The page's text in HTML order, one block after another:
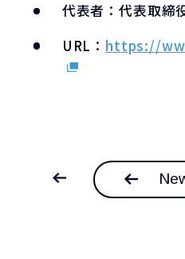
代表者：代表取締
URL： https://